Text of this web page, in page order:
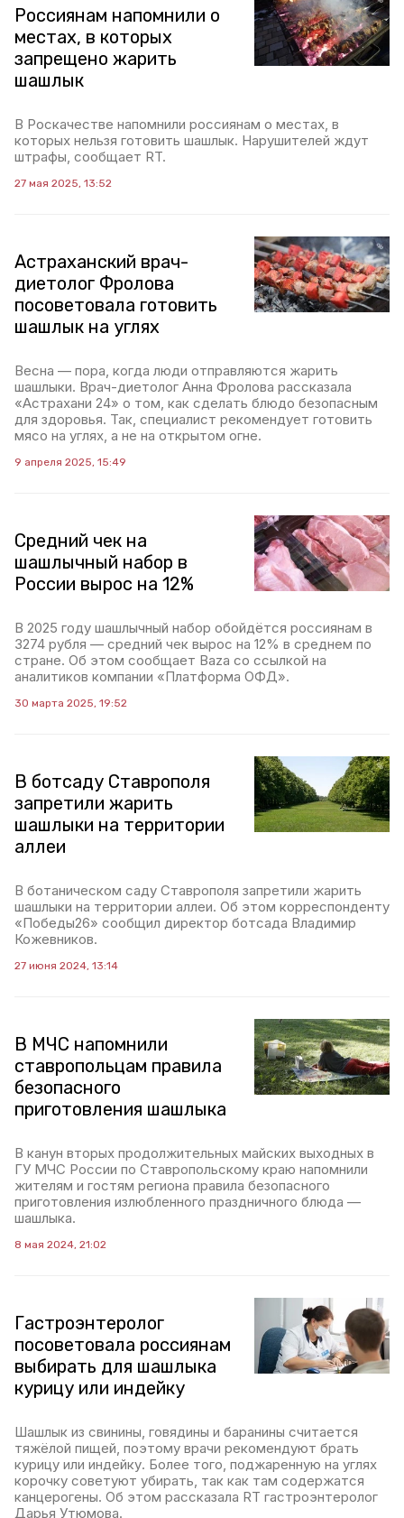
Россиянам напомнили о
местах, в которых
запрещено жарить
шашлык
В Роскачестве напомнили россиянам о местах, в
которых нельзя готовить шашлык. Нарушителей ждут
штрафы, сообщает RT.
27 мая 2025, 13:52
Астраханский врач-
диетолог Фролова
посоветовала готовить
шашлык на углях
Весна — пора, когда люди отправляются жарить
шашлыки. Врач-диетолог Анна Фролова рассказала
«Астрахани 24» о том, как сделать блюдо безопасным
для здоровья. Так, специалист рекомендует готовить
мясо на углях, а не на открытом огне.
9 апреля 2025, 15:49
Средний чек на
шашлычный набор в
России вырос на 12%
В 2025 году шашлычный набор обойдётся россиянам в
3274 рубля — средний чек вырос на 12% в среднем по
стране. Об этом сообщает Baza со ссылкой на
аналитиков компании «Платформа ОФД».
30 марта 2025, 19:52
В ботсаду Ставрополя
запретили жарить
шашлыки на территории
аллеи
В ботаническом саду Ставрополя запретили жарить
шашлыки на территории аллеи. Об этом корреспонденту
«Победы26» сообщил директор ботсада Владимир
Кожевников.
27 июня 2024, 13:14
В МЧС напомнили
ставропольцам правила
безопасного
приготовления шашлыка
В канун вторых продолжительных майских выходных в
ГУ МЧС России по Ставропольскому краю напомнили
жителям и гостям региона правила безопасного
приготовления излюбленного праздничного блюда —
шашлыка.
8 мая 2024, 21:02
Гастроэнтеролог
посоветовала россиянам
выбирать для шашлыка
курицу или индейку
Шашлык из свинины, говядины и баранины считается
тяжёлой пищей, поэтому врачи рекомендуют брать
курицу или индейку. Более того, поджаренную на углях
корочку советуют убирать, так как там содержатся
канцерогены. Об этом рассказала RT гастроэнтеролог
Дарья Утюмова.